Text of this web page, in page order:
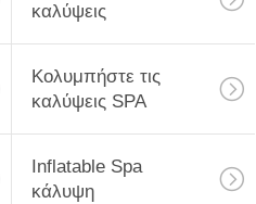
καλύψεις
Κολυμπήστε τις
καλύψεις SPA
Inflatable Spa
κάλυψη